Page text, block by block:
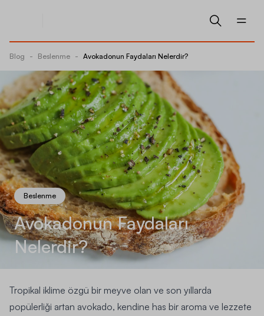
Blog - Beslenme - Avokadonun Faydaları Nelerdir?
Beslenme
Avokadonun Faydaları
Nelerdir?
Tropikal iklime özgü bir meyve olan ve son yıllarda
popülerliği artan avokado, kendine has bir aroma ve lezzete